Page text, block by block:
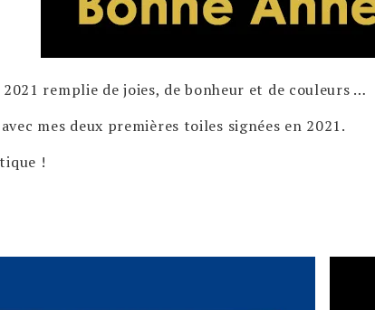
2021 remplie de joies, de bonheur et de couleurs …
mes deux premières toiles signées en 2021.
!